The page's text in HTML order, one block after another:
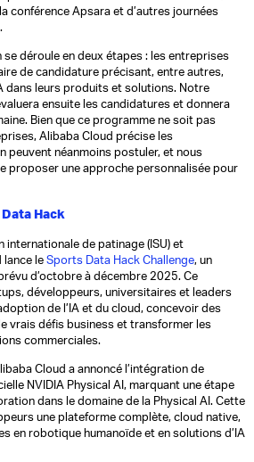
conférence Apsara et d’autres journées
déroule en deux étapes : les entreprises
de candidature précisant, entre autres,
dans leurs produits et solutions. Notre
ensuite les candidatures et donnera
Bien que ce programme ne soit pas
Alibaba Cloud précise les
peuvent néanmoins postuler, et nous
proposer une approche personnalisée pour
Hack
internationale de patinage (ISU) et
lance le Sports Data Hack Challenge, un
d’octobre à décembre 2025. Ce
développeurs, universitaires et leaders
de l’IA et du cloud, concevoir des
vrais défis business et transformer les
commerciales.
Cloud a annoncé l’intégration de
NVIDIA Physical AI, marquant une étape
dans le domaine de la Physical AI. Cette
une plateforme complète, cloud native,
en robotique humanoïde et en solutions d’IA